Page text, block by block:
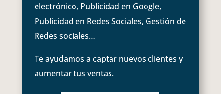
electrónico, Publicidad en Google,
Publicidad en Redes Sociales, Gestión de
Redes sociales…
Te ayudamos a captar nuevos clientes y
aumentar tus ventas.